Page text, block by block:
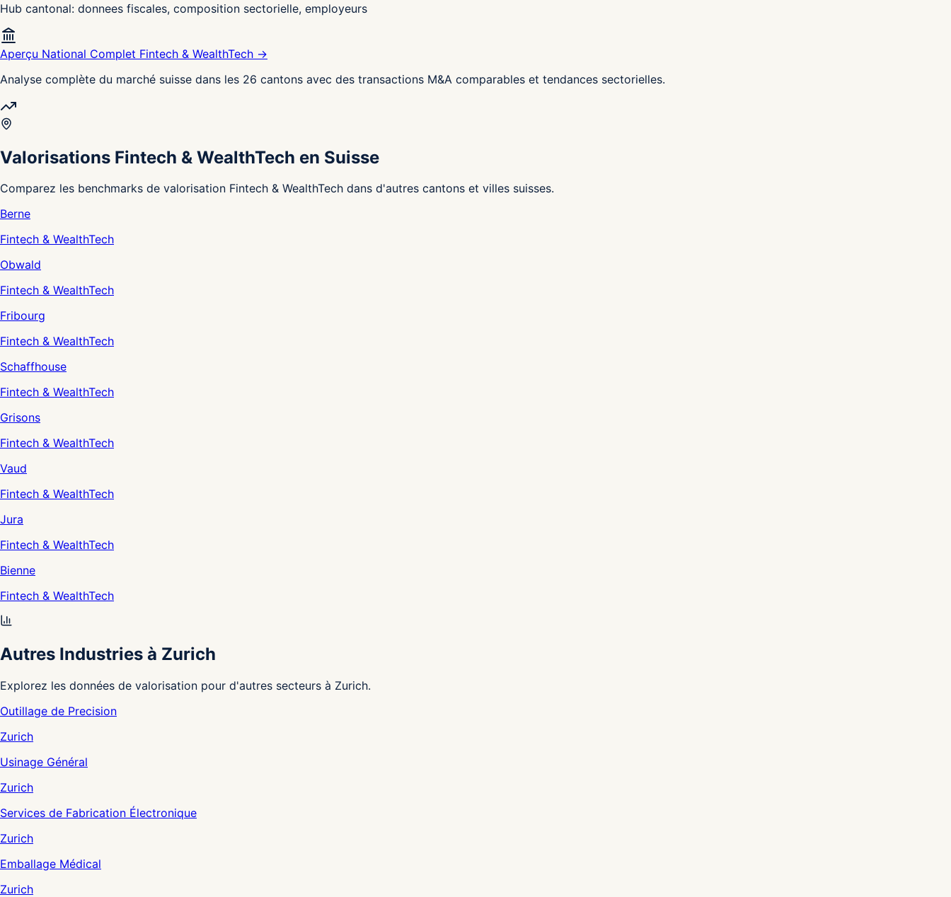
Hub cantonal: donnees fiscales, composition sectorielle, employeurs
Aperçu National Complet Fintech & WealthTech →
Analyse complète du marché suisse dans les 26 cantons avec des transactions M&A comparables et tendances sectorielles.
Valorisations Fintech & WealthTech en Suisse
Comparez les benchmarks de valorisation Fintech & WealthTech dans d'autres cantons et villes suisses.
Berne
Fintech & WealthTech
Obwald
Fintech & WealthTech
Fribourg
Fintech & WealthTech
Schaffhouse
Fintech & WealthTech
Grisons
Fintech & WealthTech
Vaud
Fintech & WealthTech
Jura
Fintech & WealthTech
Bienne
Fintech & WealthTech
Autres Industries à Zurich
Explorez les données de valorisation pour d'autres secteurs à Zurich.
Outillage de Precision
Zurich
Usinage Général
Zurich
Services de Fabrication Électronique
Zurich
Emballage Médical
Zurich